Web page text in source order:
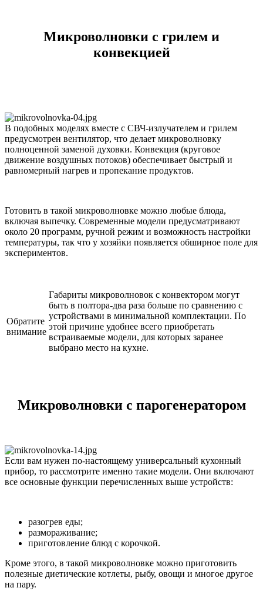
Микроволновки с грилем и
конвекцией
В подобных моделях вместе с СВЧ-излучателем и грилем
предусмотрен вентилятор, что делает микроволновку
полноценной заменой духовки. Конвекция (круговое
движение воздушных потоков) обеспечивает быстрый и
равномерный нагрев и пропекание продуктов.
Готовить в такой микроволновке можно любые блюда,
включая выпечку. Современные модели предусматривают
около 20 программ, ручной режим и возможность настройки
температуры, так что у хозяйки появляется обширное поле для
экспериментов.
Обратите
внимание
Габариты микроволновок с конвектором могут
быть в полтора-два раза больше по сравнению с
устройствами в минимальной комплектации. По
этой причине удобнее всего приобретать
встраиваемые модели, для которых заранее
выбрано место на кухне.
Микроволновки с парогенератором
Если вам нужен по-настоящему универсальный кухонный
прибор, то рассмотрите именно такие модели. Они включают
все основные функции перечисленных выше устройств:
разогрев еды;
размораживание;
приготовление блюд с корочкой.
Кроме этого, в такой микроволновке можно приготовить
полезные диетические котлеты, рыбу, овощи и многое другое
на пару.